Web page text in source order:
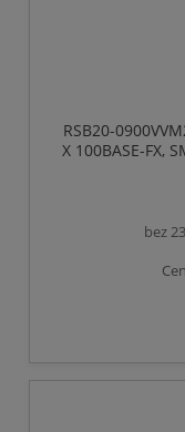
RSB20-
X 100BASE-FX,
bez